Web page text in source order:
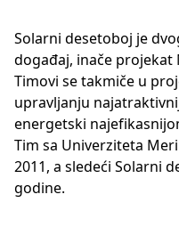
Solarni desetoboj je
događaj, inače projekat
Timovi se takmiče u
upravljanju
energetski
Tim sa Univerziteta
2011, a sledeći Solarni
godine.